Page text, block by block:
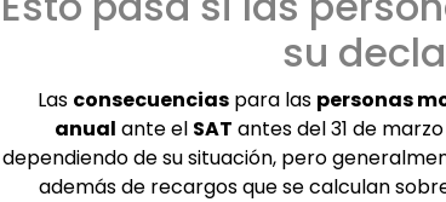
su
Las consecuenciaspara las personas
anual ante el SAT antes del 31 de
dependiendo de su situación, pero
además de recargos que se calculan